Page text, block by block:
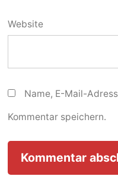
Website
Name, E-Mail-
Kommentar speichern.